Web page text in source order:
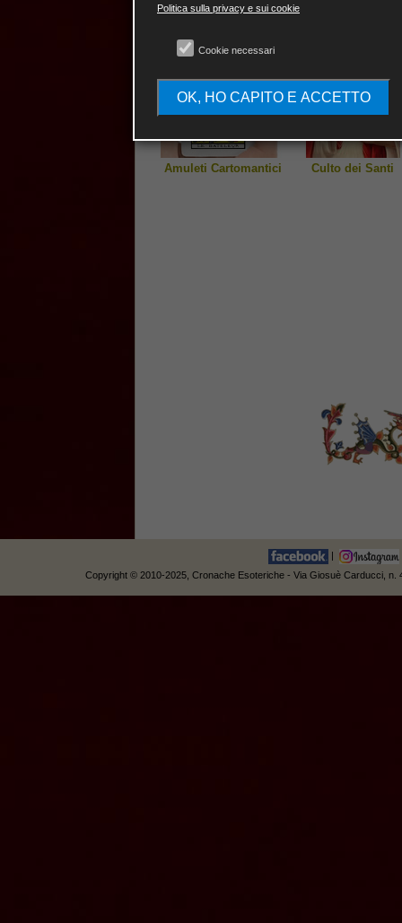
Amuleti Cartomantici Culto dei Santi
Copyright © 2010-2025, Cronache Esoteriche - Via Giosuè Carducci,
Politica sulla privacy e sui cookie
Cookie necessari
OK, HO CAPITO E ACCETTO